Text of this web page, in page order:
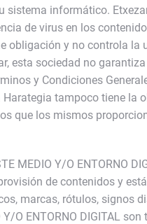
sistema informático.
de virus en los
obligación y no controla la
esta sociedad no
y Condiciones
tampoco tiene la
que los mismos
MEDIO Y/O ENTORNO
de contenidos y
marcas, rótulos, signos
O ENTORNO DIGITAL